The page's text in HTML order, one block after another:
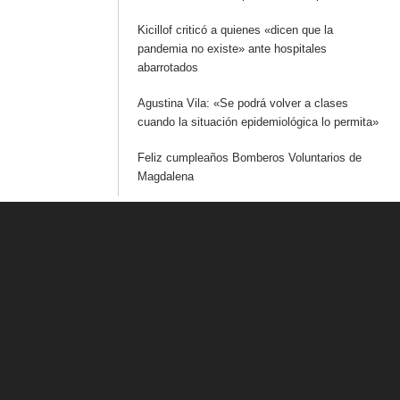
Kicillof criticó a quienes «dicen que la
pandemia no existe» ante hospitales
abarrotados
Agustina Vila: «Se podrá volver a clases
cuando la situación epidemiológica lo permita»
Feliz cumpleaños Bomberos Voluntarios de
Magdalena